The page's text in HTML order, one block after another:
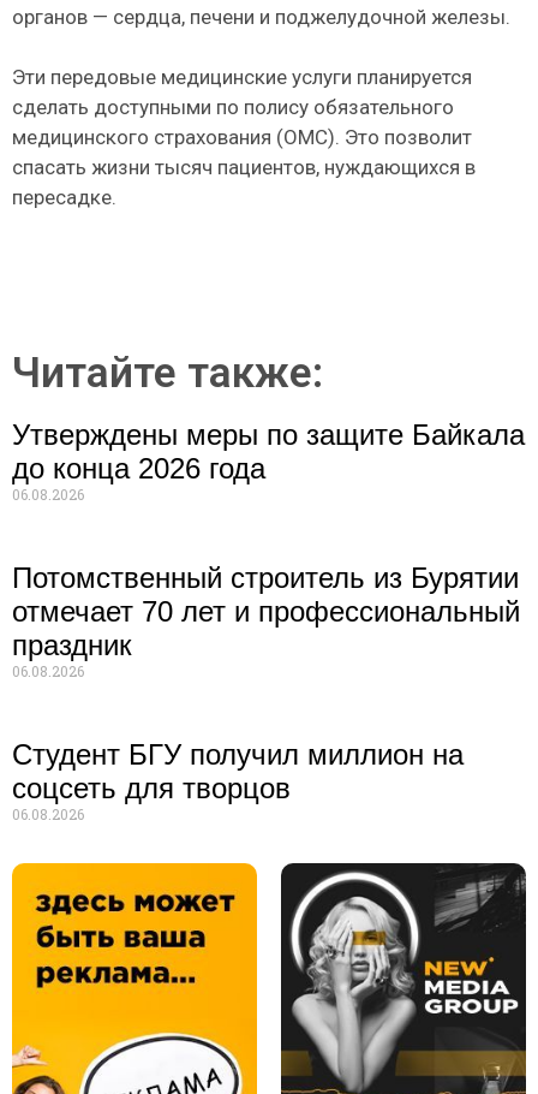
органов — сердца, печени и поджелудочной железы.
Эти передовые медицинские услуги планируется
сделать доступными по полису обязательного
медицинского страхования (ОМС). Это позволит
спасать жизни тысяч пациентов, нуждающихся в
пересадке.
Читайте также:
Утверждены меры по защите Байкала
до конца 2026 года
06.08.2026
Потомственный строитель из Бурятии
отмечает 70 лет и профессиональный
праздник
06.08.2026
Студент БГУ получил миллион на
соцсеть для творцов
06.08.2026